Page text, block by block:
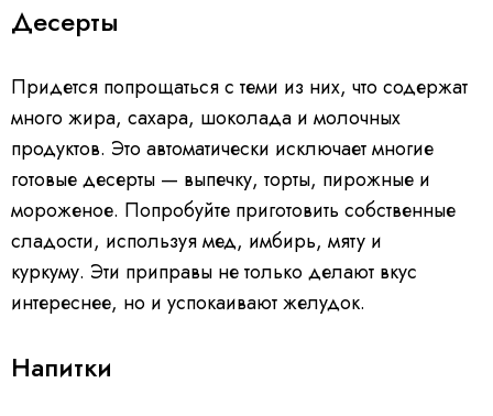
Десерты
Придется попрощаться с теми из них, что содержат
много жира, сахара, шоколада и молочных
продуктов. Это автоматически исключает многие
готовые десерты — выпечку, торты, пирожные и
мороженое. Попробуйте приготовить собственные
сладости, используя мед, имбирь, мяту и
куркуму. Эти приправы не только делают вкус
интереснее, но и успокаивают желудок.
Напитки